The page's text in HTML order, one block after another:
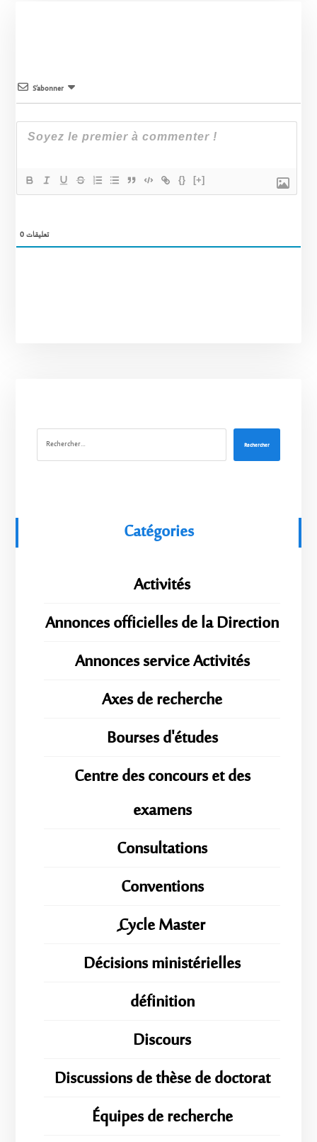
S’abonner
{} [+]
0تعليقات
Rechercher
Catégories
Activités
Annonces officielles de la Direction
Annonces service Activités
Axes de recherche
Bourses d'études
Centre des concours et des
examens
Consultations
Conventions
ِِِCycle Master
Décisions ministérielles
définition
Discours
Discussions de thèse de doctorat
Équipes de recherche